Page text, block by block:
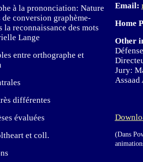
à la prononciation: Nature
de conversion graphème-
la reconnaissance des mots
Lange
entre orthographe et
différentes
évaluées
et coll.
Email:
Home
Other
Jury:
Assaad
(Dans